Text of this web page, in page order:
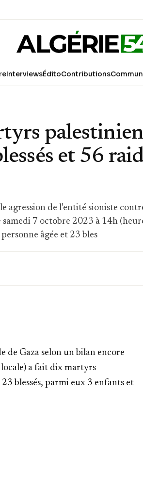
InterviewsÉditoContributions
et 56
agression de l'entité sioniste
7 octobre 2023 à 14h
âgée et 23 bles
de Gaza selon un bilan encore
a fait dix martyrs
23 blessés, parmi eux 3 enfants et